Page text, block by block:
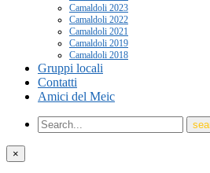
Camaldoli 2023
Camaldoli 2022
Camaldoli 2021
Camaldoli 2019
Camaldoli 2018
Gruppi locali
Contatti
Amici del Meic
×